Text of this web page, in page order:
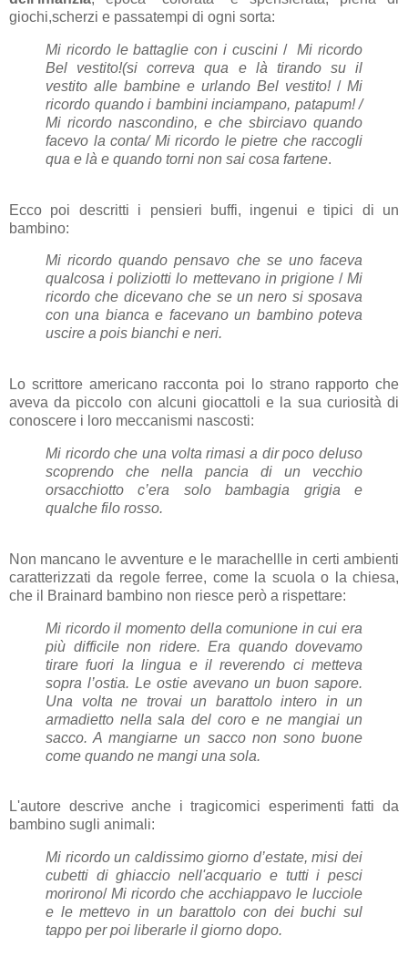
giochi,scherzi e passatempi di ogni sorta:
Mi ricordo le battaglie con i cuscini/Mi ricordo
Bel vestito!(si correva qua e là tirando su il
vestito alle bambine e urlando Bel vestito! / Mi
ricordo quando i bambini inciampano, patapum! /
Mi ricordo nascondino, e che sbirciavo quando
facevo la conta/ Mi ricordo le pietre che raccogli
qua e là e quando torni non sai cosa fartene.
Ecco poi descritti i pensieri buffi, ingenui e tipici di un
bambino:
Mi ricordo quando pensavo che se uno faceva
qualcosa i poliziotti lo mettevano in prigione /Mi
ricordo che dicevano che se un nero si sposava
con una bianca e facevano un bambino poteva
uscire a pois bianchi e neri.
Lo scrittore americano racconta poi lo strano rapporto che
aveva da piccolo con alcuni giocattoli e la sua curiosità di
conoscere i loro meccanismi nascosti:
Mi ricordo che una volta rimasi a dir poco deluso
scoprendo che nella pancia di un vecchio
orsacchiotto c’era solo bambagia grigia e
qualche filo rosso.
Non mancano le avventure e le marachellle in certi ambienti
caratterizzati da regole ferree, come la scuola o la chiesa,
che il Brainard bambino non riesce però a rispettare:
Mi ricordo il momento della comunione in cui era
più difficile non ridere. Era quando dovevamo
tirare fuori la lingua e il reverendo ci metteva
sopra l’ostia. Le ostie avevano un buon sapore.
Una volta ne trovai un barattolo intero in un
armadietto nella sala del coro e ne mangiai un
sacco. A mangiarne un sacco non sono buone
come quando ne mangi una sola.
L'autore descrive anche i tragicomici esperimenti fatti da
bambino sugli animali:
Mi ricordo un caldissimo giorno d’estate, misi dei
cubetti di ghiaccio nell'acquario e tutti i pesci
morirono/Mi ricordo che acchiappavo le lucciole
e le mettevo in un barattolo con dei buchi sul
tappo per poi liberarle il giorno dopo.